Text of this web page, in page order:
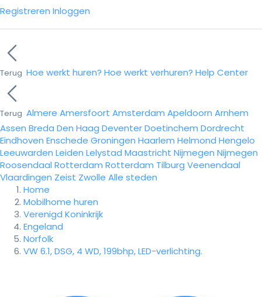
Registreren Inloggen
Terug Hoe werkt huren? Hoe werkt verhuren? Help Center
Terug Almere Amersfoort Amsterdam Apeldoorn Arnhem
Assen Breda Den Haag DeventerDoetinchem Dordrecht
Eindhoven Enschede Groningen Haarlem Helmond Hengelo
Leeuwarden Leiden Lelystad Maastricht Nijmegen Nijmegen
Roosendaal Rotterdam Rotterdam Tilburg Veenendaal
Vlaardingen Zeist Zwolle Alle steden
Home
Mobilhome huren
Verenigd Koninkrijk
Engeland
Norfolk
VW 6.1, DSG, 4 WD, 199bhp, LED-verlichting.